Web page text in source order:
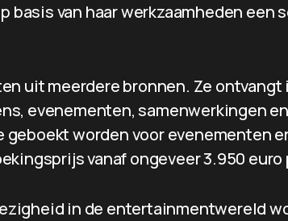
basis van haar werkzaamheden een
uit meerdere bronnen. Ze
evenementen, samenwerkingen
geboekt worden voor evenementen
vanaf ongeveer 3.950
in de entertainmentwereld